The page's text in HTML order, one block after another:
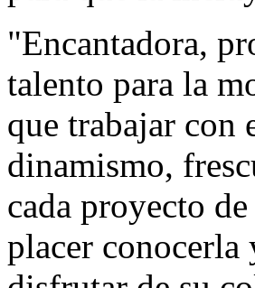
"Encantadora,
talento para la
que trabajar con
dinamismo,
cada proyecto
placer conocerla